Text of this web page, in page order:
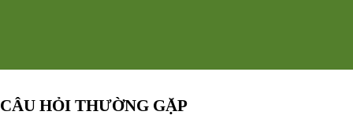
CÂU HỎI THƯỜNG GẶP